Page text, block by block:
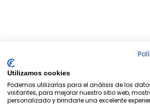
Utilizamos cookies
Podemos utilizarlas para el análisis de los
visitantes, para mejorar nuestro sitio web,
personalizado y brindarle una excelente